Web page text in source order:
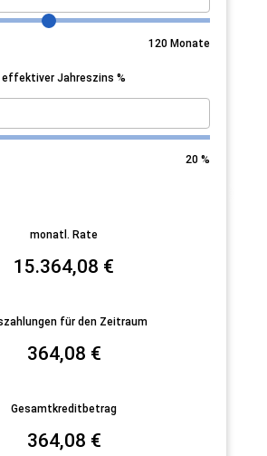
120 Monate
effektiver Jahreszins %
20 %
monatl. Rate
15.364,08 €
für den Zeitraum
364,08 €
Gesamtkreditbetrag
364,08 €